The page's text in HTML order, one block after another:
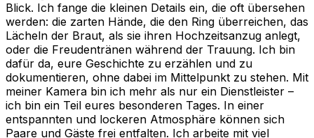
Blick. Ich fange die kleinen Details ein, die oft übersehen
werden: die zarten Hände, die den Ring überreichen, das
Lächeln der Braut, als sie ihren Hochzeitsanzug anlegt,
oder die Freudentränen während der Trauung. Ich bin
dafür da, eure Geschichte zu erzählen und zu
dokumentieren, ohne dabei im Mittelpunkt zu stehen. Mit
meiner Kamera bin ich mehr als nur ein Dienstleister –
ich bin ein Teil eures besonderen Tages. In einer
entspannten und lockeren Atmosphäre können sich
Paare und Gäste frei entfalten. Ich arbeite mit viel